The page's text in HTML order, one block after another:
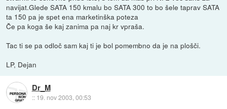
navijat.Glede SATA 150 kmalu bo SATA 300 to bo šele taprav SATA
ta 150 pa je spet ena marketinška poteza
Če pa koga še kaj zanima pa naj kr vpraša.
Tac ti se pa odloč sam kaj ti je bol pomembno da je na plošči.
LP, Dejan
Dr_M
:: 19. nov 2003, 00:53